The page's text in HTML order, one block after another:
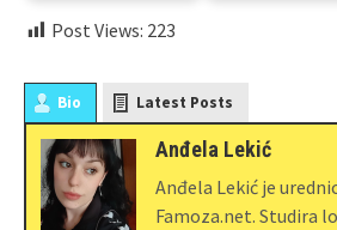
Post Views: 223
Bio Latest Posts
Anđela Lekić
Anđela Lekić je
Famoza.net. Studira